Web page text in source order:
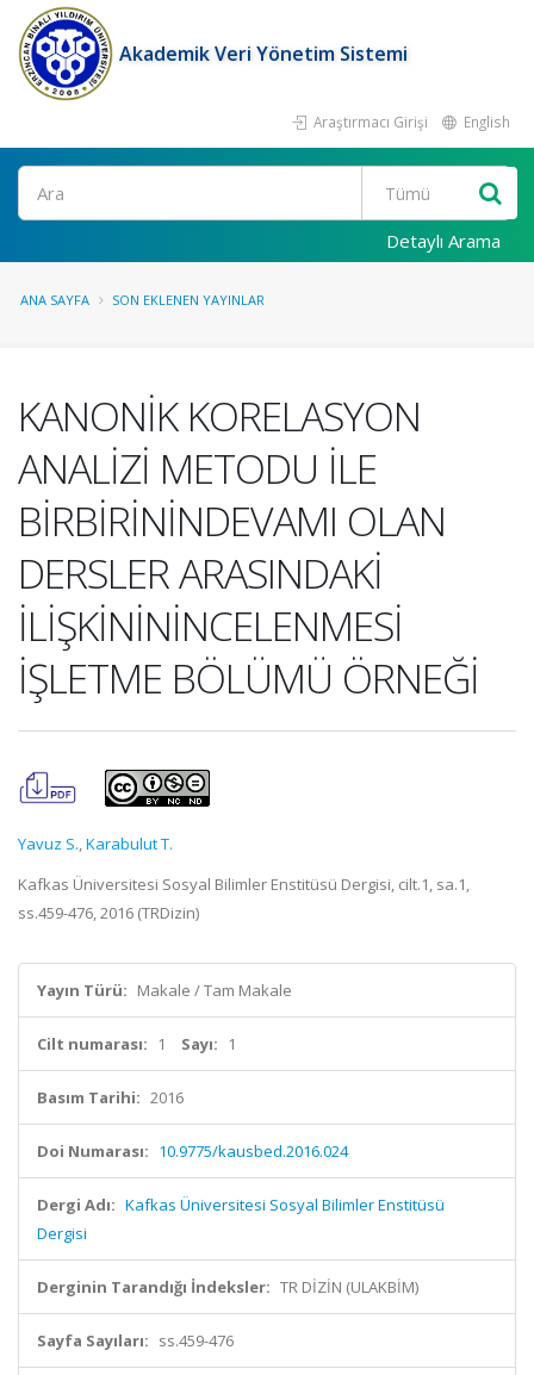
Akademik Veri Yönetim Sistemi
Araştırmacı Girişi English
Ara
Detaylı Arama
ANA SAYFA SON EKLENEN YAYINLAR
KANONİK KORELASYON
ANALİZİ METODU İLE
BİRBİRİNİNDEVAMI OLAN
DERSLER ARASINDAKİ
İLİŞKİNİNİNCELENMESİ
İŞLETME BÖLÜMÜ ÖRNEĞİ
Yavuz S.,Karabulut T.
Kafkas Üniversitesi Sosyal Bilimler Enstitüsü Dergisi, cilt.1, sa.1,
ss.459-476, 2016 (TRDizin)
Yayın Türü: Makale / Tam Makale
Cilt numarası: 1 Sayı: 1
Basım Tarihi: 2016
Doi Numarası: 10.9775/kausbed.2016.024
Dergi Adı: Kafkas Üniversitesi Sosyal Bilimler Enstitüsü
Dergisi
Derginin Tarandığı İndeksler: TR DİZİN (ULAKBİM)
Sayfa Sayıları: ss.459-476